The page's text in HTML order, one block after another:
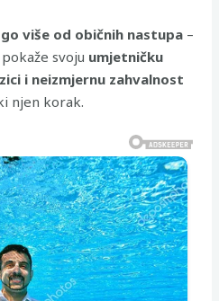
više od običnih nastupa –
svoju umjetničku
i neizmjernu zahvalnost
njen korak.